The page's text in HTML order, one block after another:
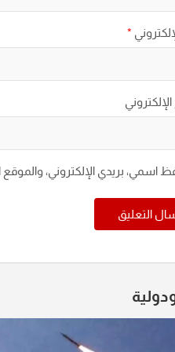
*
اسمي، بريدي الإلكتروني،